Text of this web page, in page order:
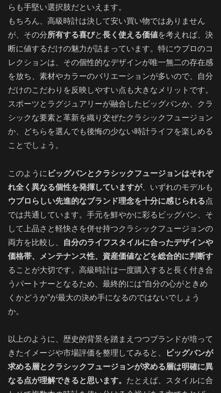
らも手堅い選択肢だといえます。
もちろん、高級時計は決して安い買い物ではありません
が、その分所有する喜びと長く使える価値を考えれば、決
断に値するだけの魅力が詰まっています。特にウブロのコ
レクションは、その個性的なデザインが唯一無二の存在感
を放ち、素材やカラーのバリエーションが多いので、自分
だけのこだわりを反映しやすい点も大きなメリットです。
スポーツとラグジュアリーが融合したビッグバンか、クラ
シックな要素と革新を織り交ぜたクラシックフュージョン
か、どちらを選んでも後悔の少ない時計ライフを楽しめる
ことでしょう。
このように ビッグバンとクラシックフュージョンはそれぞ
れ全く異なる個性を発揮していますが、いずれのモデルも
ウブロらしい先進的なブランド理念を十分に感じられる点
では共通しています。手元を鮮やかに彩るビッグバン、そ
して上品さと軽快さを併せ持つクラシックフュージョンの
両方を比較し、
自分のライフスタイルに合ったデザインや
価格帯、メンテナンス性、資産価値などを総合的に判断す
ることが大切です。高級時計は一度購入すると長く付き合
うパートナーとなるため、最終的には“自分の心がときめ
くかどうか”が最大の決め手になるのではないでしょう
か。
以上のように、歴史的背景を踏まえつつブランドが培って
きたイメージや市場評価を整理してみると、
ビッグバンが
求める層とクラシックフュージョンが求める層は明確に異
なる点が理解できると思います。 たとえば、スタイルに合